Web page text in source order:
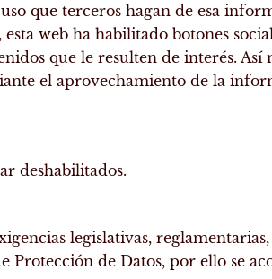
que terceros hagan de esa
web ha habilitado botones
que le resulten de interés. Así
el aprovechamiento de la
deshabilitados.
legislativas,
de Datos, por ello se